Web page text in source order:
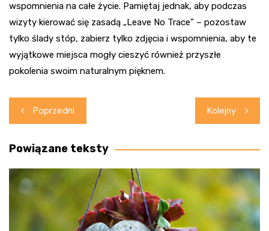
wspomnienia na całe życie. Pamiętaj jednak, aby podczas
wizyty kierować się zasadą „Leave No Trace” – pozostaw
tylko ślady stóp, zabierz tylko zdjęcia i wspomnienia, aby te
wyjątkowe miejsca mogły cieszyć również przyszłe
pokolenia swoim naturalnym pięknem.
Nawigacja
wpisu
Poprzedni Kolejny
Powiązane teksty